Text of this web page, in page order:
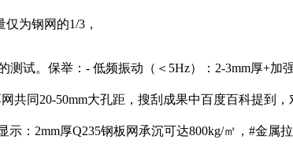
仅为钢网的1/3，
。保举：- 低频振动（＜5Hz）：2-3mm厚+加
共同20-50mm大孔距，搜刮成果中百度百科提到
：2mm厚Q235钢板网承沉可达800kg/㎡，‌#金属